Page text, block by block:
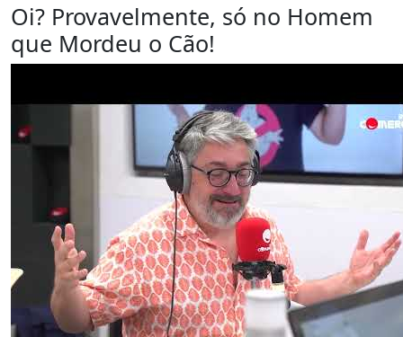
Oi? Provavelmente, só no Homem
que Mordeu o Cão!